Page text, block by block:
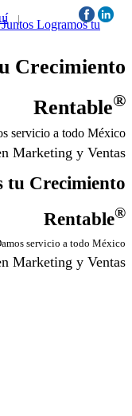
| Síguenos:
Crecimiento
Rentable®
servicio a todo México
Marketing y Ventas
tu Crecimiento
Rentable®
servicio a todo México
Marketing y Ventas